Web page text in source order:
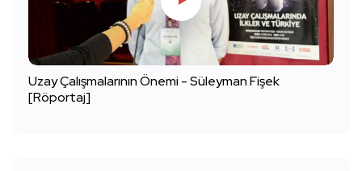
Uzay Çalışmalarının Önemi - Süleyman Fişek
[Röportaj]